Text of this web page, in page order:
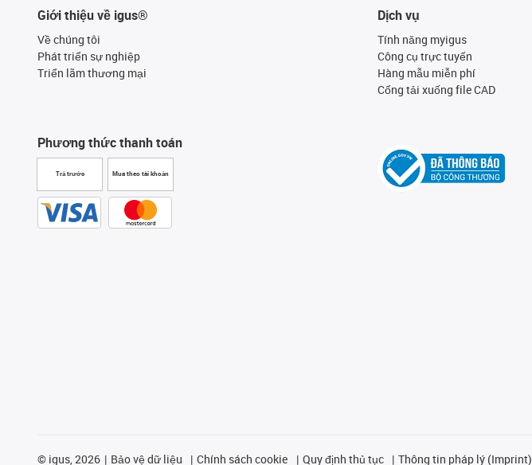
Giới thiệu về igus®
Về chúng tôi
Phát triển sự nghiệp
Triển lãm thương mại
Phương thức thanh toán
Trả trước Mua theo tài khoản
Dịch vụ
Tính năng myigus
Công cụ trực tuyến
Hàng mẫu miễn phí
Cổng tải xuống file CAD
© igus, 2026 Bảo vệ dữ liệu Chính sách cookie Quy định thủ tục Thông tin pháp lý (Imprint)